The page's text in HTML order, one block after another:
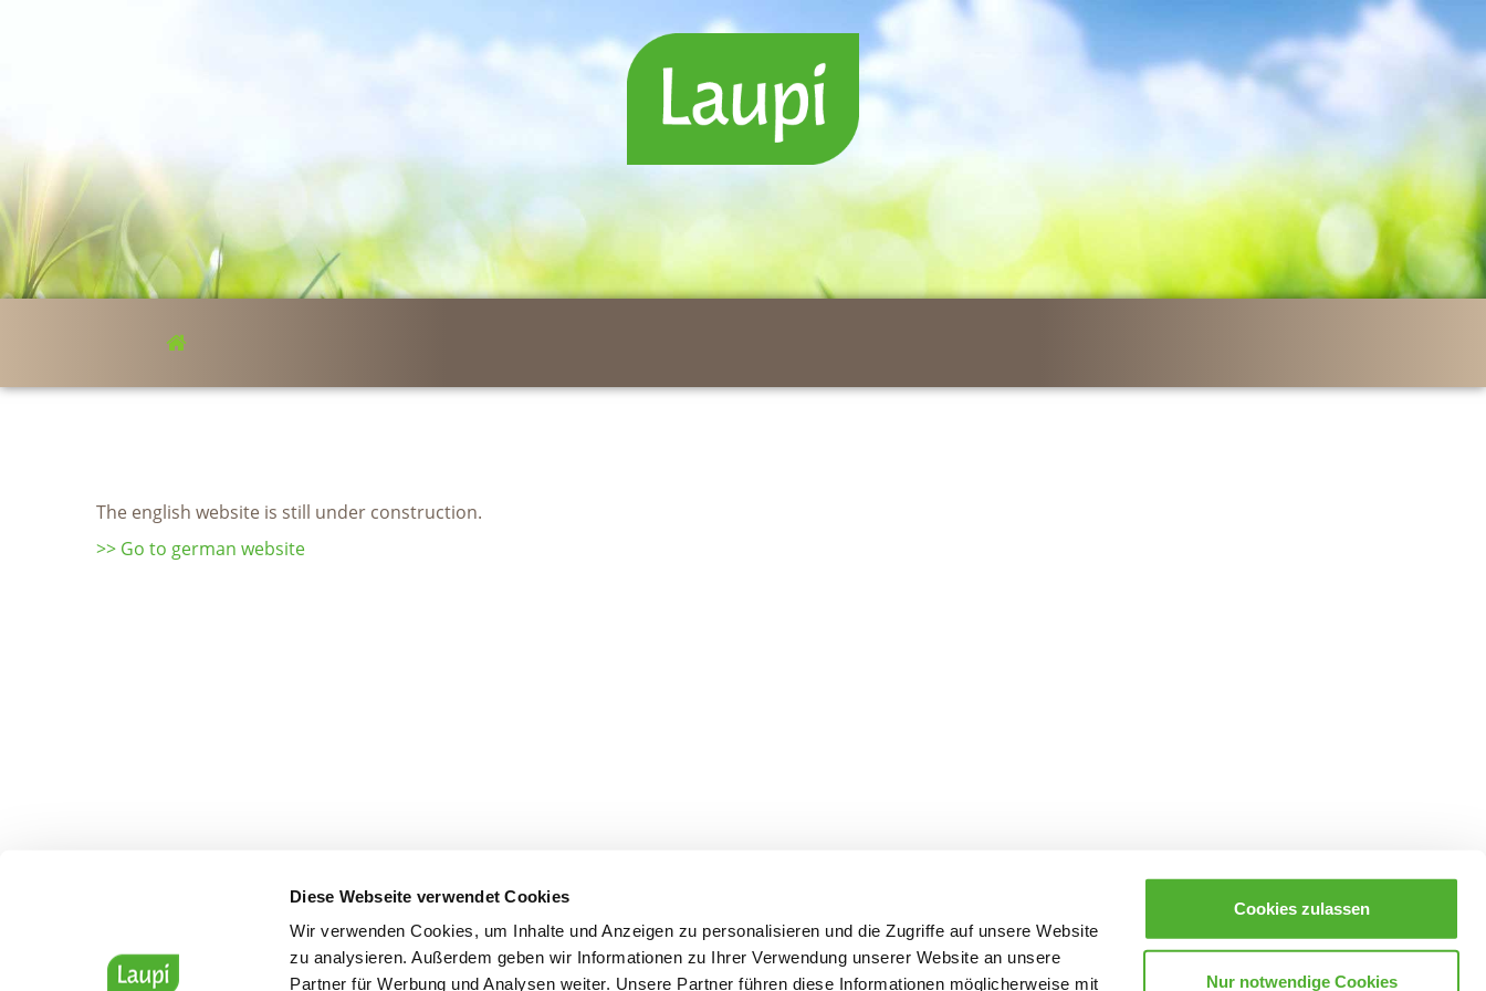
Diese Webseite verwendet Cookies
Wir verwenden Cookies, um Inhalte und Anzeigen zu personalisieren und die Zugriffe auf unsere Website
zu analysieren. Außerdem geben wir Informationen zu Ihrer Verwendung unserer Website an unsere
Partner für Werbung und Analysen weiter. Unsere Partner führen diese Informationen möglicherweise mit
Cookies zulassen
Nur notwendige Cookies
The english website is still under construction.
>> Go to german website